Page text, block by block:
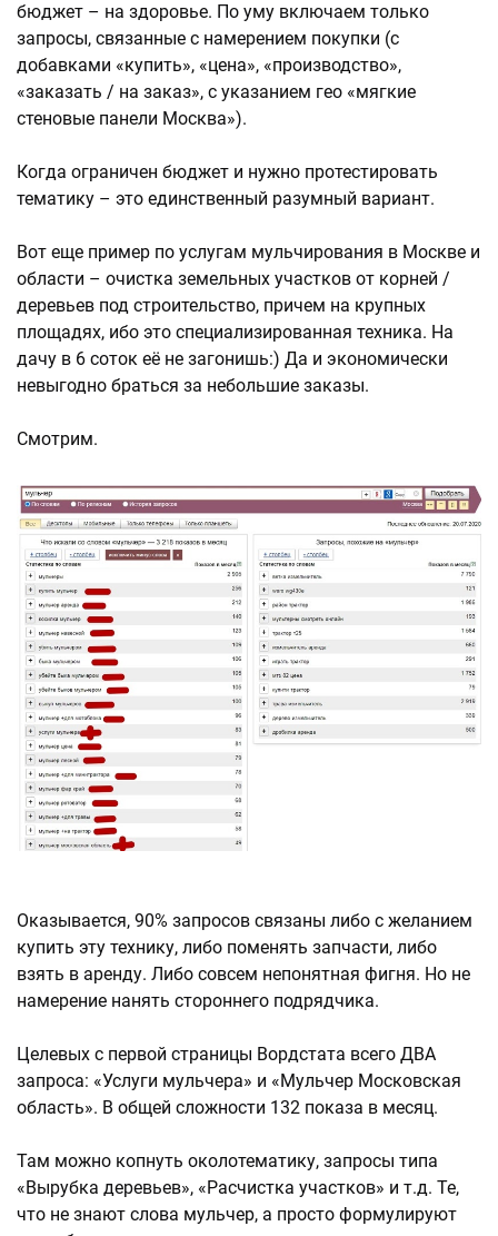
бюджет – на здоровье. По уму включаем только
запросы, связанные с намерением покупки (с
добавками «купить», «цена», «производство»,
«заказать / на заказ», с указанием гео «мягкие
стеновые панели Москва»).
Когда ограничен бюджет и нужно протестировать
тематику – это единственный разумный вариант.
Вот еще пример по услугам мульчирования в Москве и
области – очистка земельных участков от корней /
деревьев под строительство, причем на крупных
площадях, ибо это специализированная техника. На
дачу в 6 соток её не загонишь:) Да и экономически
невыгодно браться за небольшие заказы.
Смотрим.
Оказывается, 90% запросов связаны либо с желанием
купить эту технику, либо поменять запчасти, либо
взять в аренду. Либо совсем непонятная фигня. Но не
намерение нанять стороннего подрядчика.
Целевых с первой страницы Вордстата всего ДВА
запроса: «Услуги мульчера» и «Мульчер Московская
область». В общей сложности 132 показа в месяц.
Там можно копнуть околотематику, запросы типа
«Вырубка деревьев», «Расчистка участков» и т.д. Те,
что не знают слова мульчер, а просто формулируют